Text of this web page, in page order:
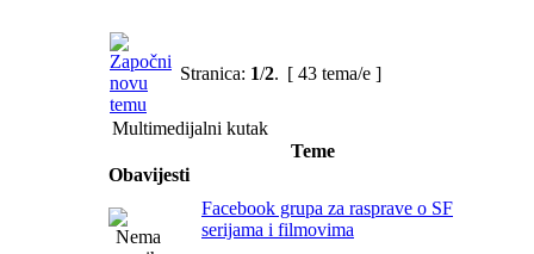
Stranica: 1/2. [ 43 tema/e ]
Multimedijalni kutak
Teme
Obavijesti
Facebook grupa za rasprave o SF
serijama i filmovima